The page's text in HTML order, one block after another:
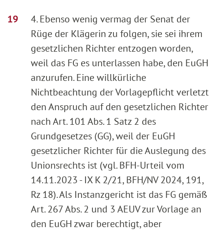
4. Ebenso wenig vermag der Senat der
Rüge der Klägerin zu folgen, sie sei ihrem
gesetzlichen Richter entzogen worden,
weil das FG es unterlassen habe, den EuGH
anzurufen. Eine willkürliche
Nichtbeachtung der Vorlagepflicht verletzt
den Anspruch auf den gesetzlichen Richter
nach Art. 101 Abs. 1 Satz 2 des
Grundgesetzes (GG), weil der EuGH
gesetzlicher Richter für die Auslegung des
Unionsrechts ist (vgl. BFH-Urteil vom
14.11.2023 - IX K 2/21, BFH/NV 2024, 191,
Rz 18). Als Instanzgericht ist das FG gemäß
Art. 267 Abs. 2 und 3 AEUV zur Vorlage an
den EuGH zwar berechtigt, aber